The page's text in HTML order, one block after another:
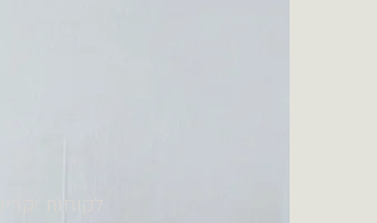
לקוחות יקרים,